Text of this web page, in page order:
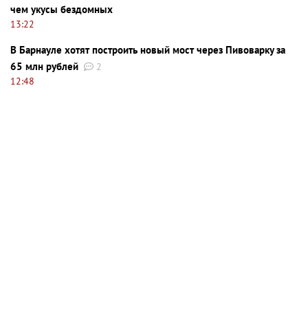
чем укусы бездомных
13:22
В Барнауле хотят построить новый мост через Пивоварку за
65 млн рублей
2
12:48